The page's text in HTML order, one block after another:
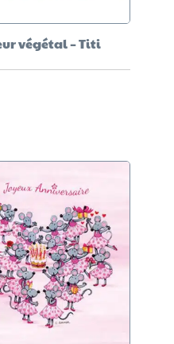
végétal – Titi